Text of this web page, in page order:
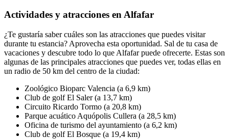
Actividades y atracciones en Alfafar
¿Te gustaría saber cuáles son las atracciones que puedes visitar
durante tu estancia? Aprovecha esta oportunidad. Sal de tu casa de
vacaciones y descubre todo lo que Alfafar puede ofrecerte. Estas son
algunas de las principales atracciones que puedes ver, todas ellas en
un radio de 50 km del centro de la ciudad:
Zoológico Bioparc Valencia (a 6,9 km)
Club de golf El Saler (a 13,7 km)
Circuito Ricardo Tormo (a 20,8 km)
Parque acuático Aquópolis Cullera (a 28,5 km)
Oficina de turismo del ayuntamiento (a 6,2 km)
Club de golf El Bosque (a 19,4 km)